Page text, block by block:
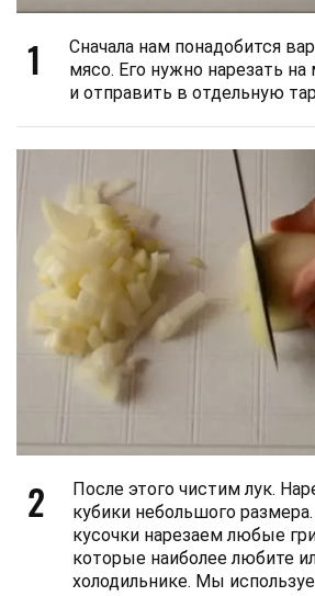
1
Сначала нам понадобится
мясо. Его нужно нарезать на
и отправить в отдельную
2
После этого чистим лук.
кубики небольшого
кусочки нарезаем любые
которые наиболее любите
холодильнике. Мы